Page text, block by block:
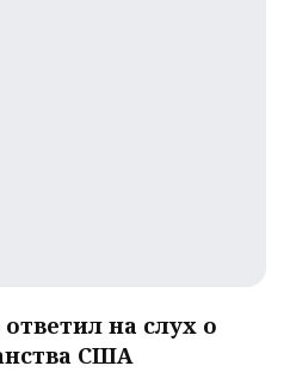
на слух о
США